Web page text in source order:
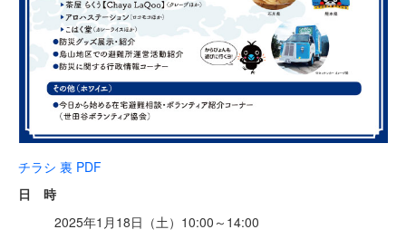
チラシ 裏 PDF
日 時
2025年1月18日（土）10:00～14:00